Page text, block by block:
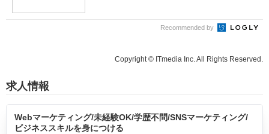
Recommended by
Copyright © ITmedia Inc. All Rights Reserved.
求人情報
Webマーケティング/未経験OK/学歴不問/SNSマーケティング/
ビジネススキルを身につける